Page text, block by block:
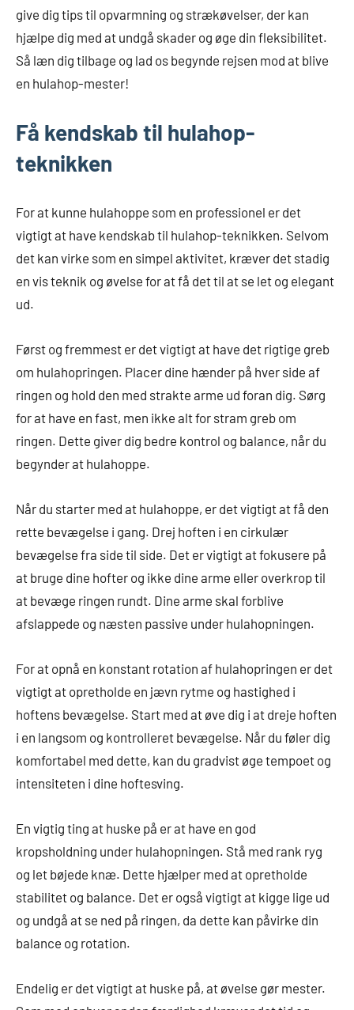
give dig tips til opvarmning og strækøvelser, der kan
hjælpe dig med at undgå skader og øge din fleksibilitet.
Så læn dig tilbage og lad os begynde rejsen mod at blive
en hulahop-mester!
Få kendskab til hulahop-
teknikken
For at kunne hulahoppe som en professionel er det
vigtigt at have kendskab til hulahop-teknikken. Selvom
det kan virke som en simpel aktivitet, kræver det stadig
en vis teknik og øvelse for at få det til at se let og elegant
ud.
Først og fremmest er det vigtigt at have det rigtige greb
om hulahopringen. Placer dine hænder på hver side af
ringen og hold den med strakte arme ud foran dig. Sørg
for at have en fast, men ikke alt for stram greb om
ringen. Dette giver dig bedre kontrol og balance, når du
begynder at hulahoppe.
Når du starter med at hulahoppe, er det vigtigt at få den
rette bevægelse i gang. Drej hoften i en cirkulær
bevægelse fra side til side. Det er vigtigt at fokusere på
at bruge dine hofter og ikke dine arme eller overkrop til
at bevæge ringen rundt. Dine arme skal forblive
afslappede og næsten passive under hulahopningen.
For at opnå en konstant rotation af hulahopringen er det
vigtigt at opretholde en jævn rytme og hastighed i
hoftens bevægelse. Start med at øve dig i at dreje hoften
i en langsom og kontrolleret bevægelse. Når du føler dig
komfortabel med dette, kan du gradvist øge tempoet og
intensiteten i dine hoftesving.
En vigtig ting at huske på er at have en god
kropsholdning under hulahopningen. Stå med rank ryg
og let bøjede knæ. Dette hjælper med at opretholde
stabilitet og balance. Det er også vigtigt at kigge lige ud
og undgå at se ned på ringen, da dette kan påvirke din
balance og rotation.
Endelig er det vigtigt at huske på, at øvelse gør mester.